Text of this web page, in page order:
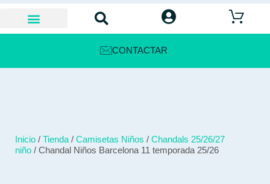
CONTACTAR
Inicio / Tienda / Camisetas Niños / Chandals 25/26/27
niño / Chandal Niños Barcelona 11 temporada 25/26